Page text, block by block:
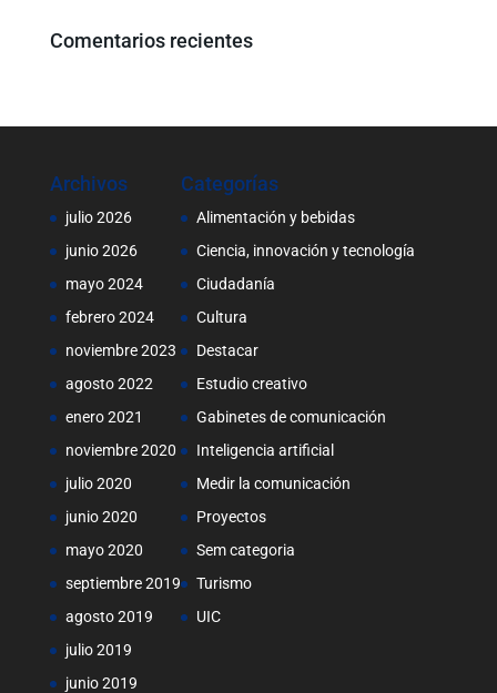
Comentarios recientes
Archivos
julio 2026
junio 2026
mayo 2024
febrero 2024
noviembre 2023
agosto 2022
enero 2021
noviembre 2020
julio 2020
junio 2020
mayo 2020
septiembre 2019
agosto 2019
julio 2019
junio 2019
Categorías
Alimentación y bebidas
Ciencia, innovación y tecnología
Ciudadanía
Cultura
Destacar
Estudio creativo
Gabinetes de comunicación
Inteligencia artificial
Medir la comunicación
Proyectos
Sem categoria
Turismo
UIC